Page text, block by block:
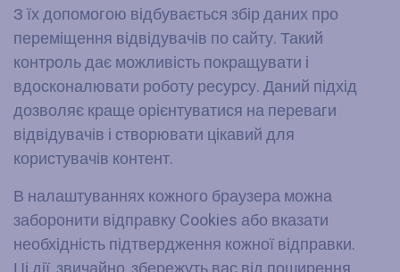
З їх допомогою відбувається збір даних про
переміщення відвідувачів по сайту. Такий
контроль дає можливість покращувати і
вдосконалювати роботу ресурсу. Даний підхід
дозволяє краще орієнтуватися на переваги
відвідувачів і створювати цікавий для
користувачів контент.
В налаштуваннях кожного браузера можна
заборонити відправку Cookies або вказати
необхідність підтвердження кожної відправки.